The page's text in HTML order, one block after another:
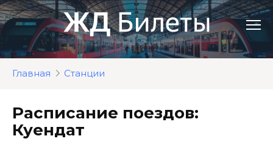
Перейти
к
контенту
Главная Станции
Расписание поездов:
Куендат